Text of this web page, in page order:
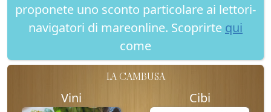
proponete uno sconto particolare ai lettori-
navigatori di mareonline. Scoprirte qui
come
LA CAMBUSA
Vini Cibi